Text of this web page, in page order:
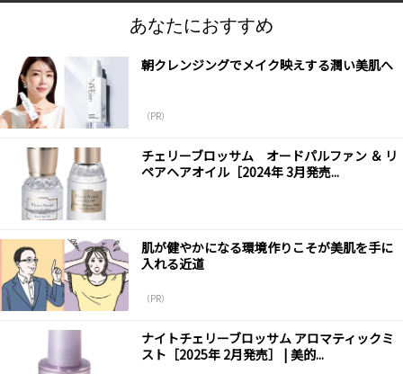
あなたにおすすめ
朝クレンジングでメイク映えする潤い美肌へ
（PR）
チェリーブロッサム オードパルファン ＆ リ
ペアヘアオイル［2024年 3月発売...
肌が健やかになる環境作りこそが美肌を手に
入れる近道
（PR）
ナイトチェリーブロッサム アロマティックミ
スト［2025年 2月発売］ | 美的...